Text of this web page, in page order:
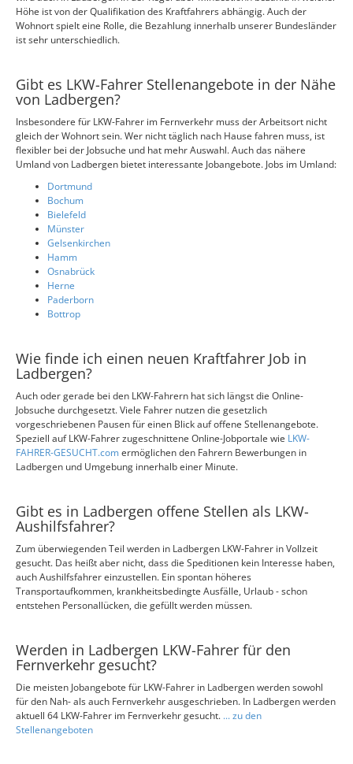
Höhe ist von der Qualifikation des Kraftfahrers abhängig. Auch der
Wohnort spielt eine Rolle, die Bezahlung innerhalb unserer Bundesländer
ist sehr unterschiedlich.
Gibt es LKW-Fahrer Stellenangebote in der Nähe
von Ladbergen?
Insbesondere für LKW-Fahrer im Fernverkehr muss der Arbeitsort nicht
gleich der Wohnort sein. Wer nicht täglich nach Hause fahren muss, ist
flexibler bei der Jobsuche und hat mehr Auswahl. Auch das nähere
Umland von Ladbergen bietet interessante Jobangebote. Jobs im Umland:
Dortmund
Bochum
Bielefeld
Münster
Gelsenkirchen
Hamm
Osnabrück
Herne
Paderborn
Bottrop
Wie finde ich einen neuen Kraftfahrer Job in
Ladbergen?
Auch oder gerade bei den LKW-Fahrern hat sich längst die Online-
Jobsuche durchgesetzt. Viele Fahrer nutzen die gesetzlich
vorgeschriebenen Pausen für einen Blick auf offene Stellenangebote.
Speziell auf LKW-Fahrer zugeschnittene Online-Jobportale wie LKW-
FAHRER-GESUCHT.comermöglichen den Fahrern Bewerbungen in
Ladbergen und Umgebung innerhalb einer Minute.
Gibt es in Ladbergen offene Stellen als LKW-
Aushilfsfahrer?
Zum überwiegenden Teil werden in Ladbergen LKW-Fahrer in Vollzeit
gesucht. Das heißt aber nicht, dass die Speditionen kein Interesse haben,
auch Aushilfsfahrer einzustellen. Ein spontan höheres
Transportaufkommen, krankheitsbedingte Ausfälle, Urlaub - schon
entstehen Personallücken, die gefüllt werden müssen.
Werden in Ladbergen LKW-Fahrer für den
Fernverkehr gesucht?
Die meisten Jobangebote für LKW-Fahrer in Ladbergen werden sowohl
für den Nah- als auch Fernverkehr ausgeschrieben. In Ladbergen werden
aktuell 64 LKW-Fahrer im Fernverkehr gesucht. ... zu den
Stellenangeboten